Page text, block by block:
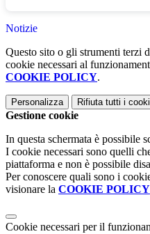
Notizie
Questo sito o gli strumenti terzi
cookie necessari al
COOKIE POLICY.
Personalizza Rifiuta tutti i
Gestione cookie
In questa schermata è possibile
I cookie necessari sono quelli
piattaforma e non è possibile
Per conoscere quali sono i
visionare la COOKIE POLICY
Cookie necessari per il